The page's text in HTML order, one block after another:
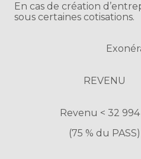
En cas de création
sous certaines cotisations.
REVENU
Revenu < 32
(75 % du PASS)